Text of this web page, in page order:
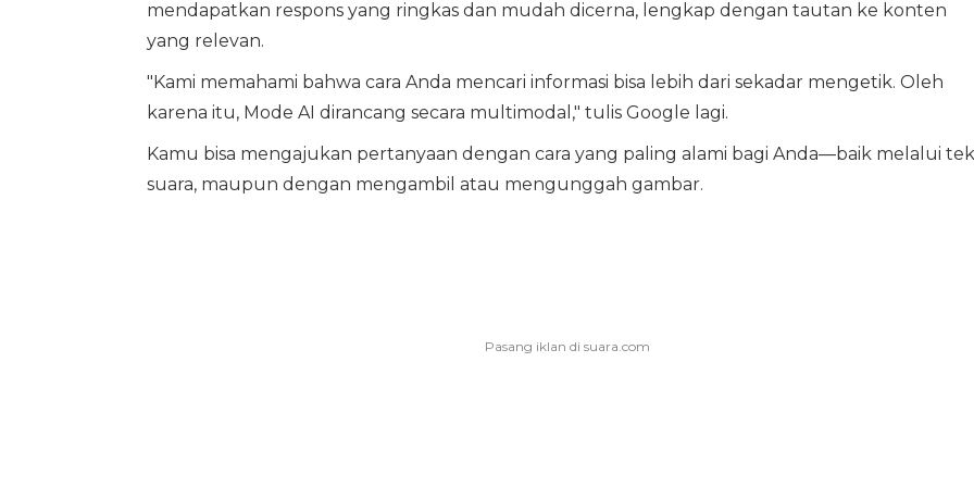
mendapatkan respons yang ringkas dan mudah dicerna, lengkap dengan tautan ke konten
yang relevan.
"Kami memahami bahwa cara Anda mencari informasi bisa lebih dari sekadar mengetik. Oleh
karena itu, Mode AI dirancang secara multimodal," tulis Google lagi.
Kamu bisa mengajukan pertanyaan dengan cara yang paling alami bagi Anda—baik melalui
suara, maupun dengan mengambil atau mengunggah gambar.